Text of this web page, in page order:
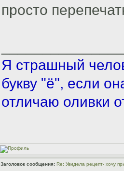
просто
Я страшный
букву "ё", если
отличаю оливки
Заголовок сообщения: Re: Увидела рецепт- хочу